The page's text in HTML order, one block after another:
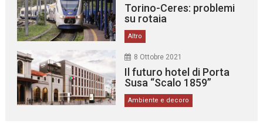
Torino-Ceres: problemi
su rotaia
Altro
8 Ottobre 2021
Il futuro hotel di Porta
Susa “Scalo 1859”
Ambiente e decoro